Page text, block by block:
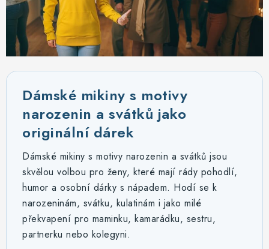
MIKINY
B2B
MÁM SRDCE POMÁHÁM
VÁNOCE
PROVIZNÍ SYSTÉM
O nás Časté otázky
Doprava a platba
Obchodní podmínky
Dámské mikiny s motivy
narozenin a svátků jako
originální dárek
Dámské mikiny s motivy narozenin a svátků jsou
skvělou volbou pro ženy, které mají rády pohodlí,
humor a osobní dárky s nápadem. Hodí se k
narozeninám, svátku, kulatinám i jako milé
překvapení pro maminku, kamarádku, sestru,
partnerku nebo kolegyni.